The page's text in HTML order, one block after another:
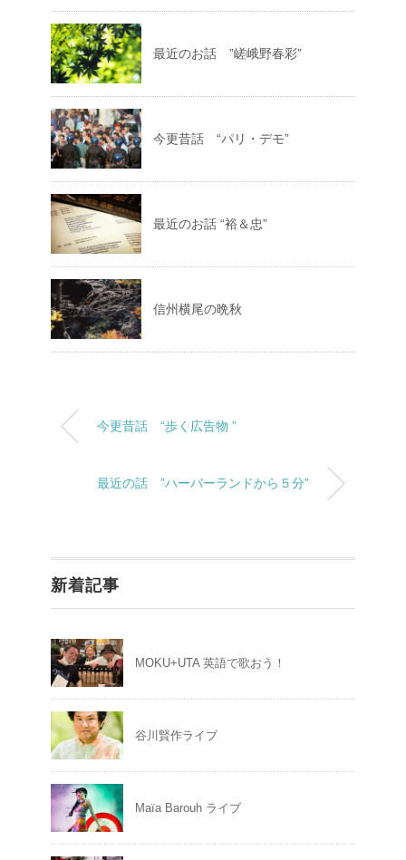
最近のお話 ”嵯峨野春彩”
今更昔話 “パリ・デモ”
最近のお話 “裕＆忠”
信州横尾の晩秋
今更昔話 “歩く広告物 ”
最近の話 ”ハーバーランドから５分”
新着記事
MOKU+UTA 英語で歌おう！
谷川賢作ライブ
Maïa Barouh ライブ